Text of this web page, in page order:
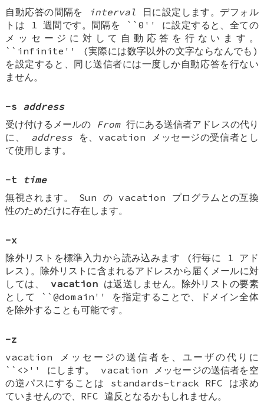
自動応答の間隔を interval
日に設定します。デフォル
トは 1 週間です。間隔を ``0'' に設定すると、全ての
メッセージに対して自動応答を行ないます。
``infinite'' (実際には数字以外の文字ならなんでも)
を設定すると、同じ送信者には一度しか自動応答を行ない
ません。
-s address
受け付けるメールの From行にある送信者アドレスの代り
に、 addressを、vacation メッセージの受信者とし
て使用します。
-t
time
無視されます。 Sun の vacation プログラムとの互換
性のためだけに存在します。
-x
除外リストを標準入力から読み込みます (行毎に 1 アド
レス)。除外リストに含まれるアドレスから届くメールに対
しては、 vacationは返送しません。除外リストの要素
として ``@domain'' を指定することで、ドメイン全体
を除外することも可能です。
-z
vacation メッセージの送信者を、ユーザの代りに
``<>'' にします。 vacation メッセージの送信者を空
の逆パスにすることは standards-track RFC は求め
ていませんので、RFC 違反となるかもしれません。